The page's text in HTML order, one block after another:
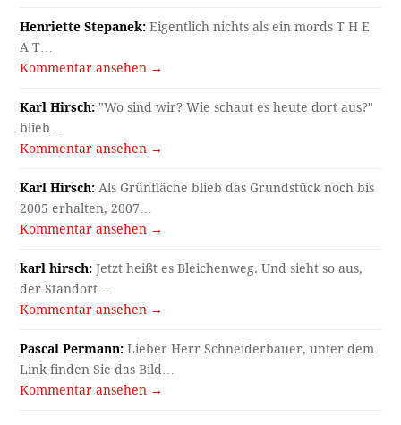
Henriette Stepanek: Eigentlich nichts als ein mords T H E
A T…
Kommentar ansehen →
Karl Hirsch: "Wo sind wir? Wie schaut es heute dort aus?"
blieb…
Kommentar ansehen →
Karl Hirsch: Als Grünfläche blieb das Grundstück noch bis
2005 erhalten, 2007…
Kommentar ansehen →
karl hirsch: Jetzt heißt es Bleichenweg. Und sieht so aus,
der Standort…
Kommentar ansehen →
Pascal Permann: Lieber Herr Schneiderbauer, unter dem
Link finden Sie das Bild…
Kommentar ansehen →